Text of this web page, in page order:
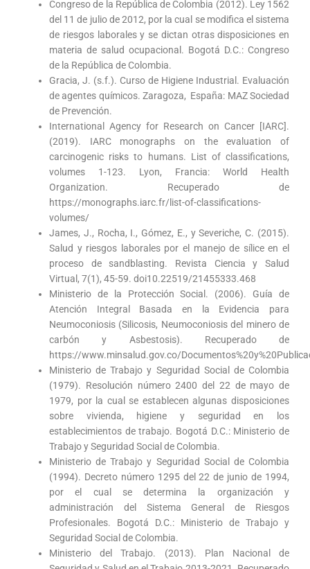
Congreso de la República de Colombia (2012). Ley 1562
del 11 de julio de 2012, por la cual se modifica el sistema
de riesgos laborales y se dictan otras disposiciones en
materia de salud ocupacional. Bogotá D.C.: Congreso
de la República de Colombia.
Gracia, J. (s.f.). Curso de Higiene Industrial. Evaluación
de agentes químicos. Zaragoza, España: MAZ Sociedad
de Prevención.
International Agency for Research on Cancer [IARC].
(2019). IARC monographs on the evaluation of
carcinogenic risks to humans. List of classifications,
volumes 1-123. Lyon, Francia: World Health
Organization. Recuperado de
https://monographs.iarc.fr/list-of-classifications-
volumes/
James, J., Rocha, I., Gómez, E., y Severiche, C. (2015).
Salud y riesgos laborales por el manejo de sílice en el
proceso de sandblasting. Revista Ciencia y Salud
Virtual, 7(1), 45-59. doi10.22519/21455333.468
Ministerio de la Protección Social. (2006). Guía de
Atención Integral Basada en la Evidencia para
Neumoconiosis (Silicosis, Neumoconiosis del minero de
carbón y Asbestosis). Recuperado de
https://www.minsalud.gov.co/
Ministerio de Trabajo y Seguridad Social de Colombia
(1979). Resolución número 2400 del 22 de mayo de
1979, por la cual se establecen algunas disposiciones
sobre vivienda, higiene y seguridad en los
establecimientos de trabajo. Bogotá D.C.: Ministerio de
Trabajo y Seguridad Social de Colombia.
Ministerio de Trabajo y Seguridad Social de Colombia
(1994). Decreto número 1295 del 22 de junio de 1994,
por el cual se determina la organización y
administración del Sistema General de Riesgos
Profesionales. Bogotá D.C.: Ministerio de Trabajo y
Seguridad Social de Colombia.
Ministerio del Trabajo. (2013). Plan Nacional de